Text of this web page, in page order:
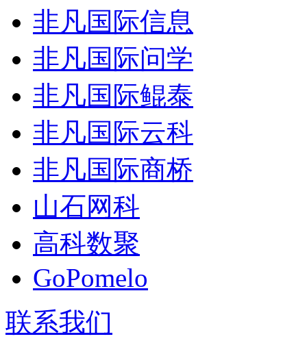
非凡国际信息
非凡国际问学
非凡国际鲲泰
非凡国际云科
非凡国际商桥
山石网科
高科数聚
GoPomelo
联系我们